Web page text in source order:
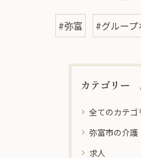
#弥富 #グループ
カテゴリー
全てのカテゴ
弥富市の介護
求人